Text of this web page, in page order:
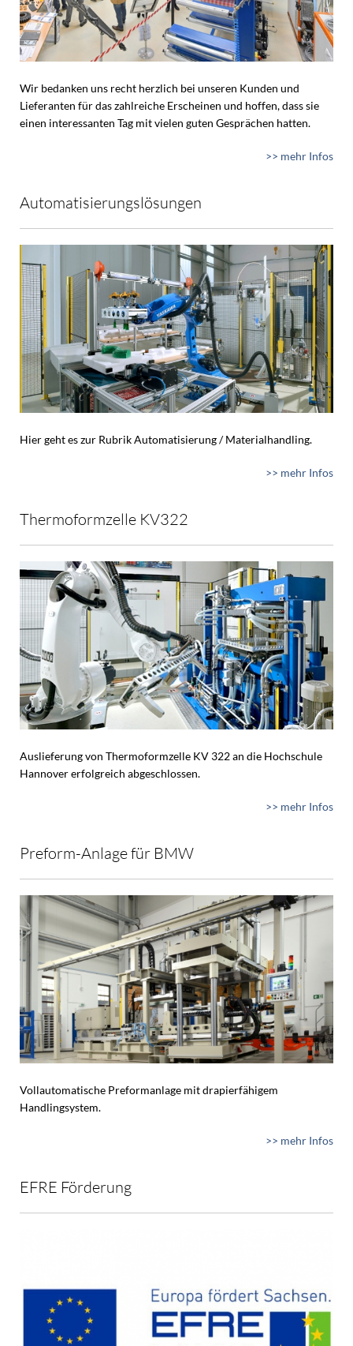
Wir bedanken uns recht herzlich bei unseren Kunden und
Lieferanten für das zahlreiche Erscheinen und hoffen, dass sie
einen interessanten Tag mit vielen guten Gesprächen hatten.
>> mehr Infos
Automatisierungslösungen
Hier geht es zur Rubrik Automatisierung / Materialhandling.
>> mehr Infos
Thermoformzelle KV322
Auslieferung von Thermoformzelle KV 322 an die Hochschule
Hannover erfolgreich abgeschlossen.
>> mehr Infos
Preform-Anlage für BMW
Vollautomatische Preformanlage mit drapierfähigem
Handlingsystem.
>> mehr Infos
EFRE Förderung